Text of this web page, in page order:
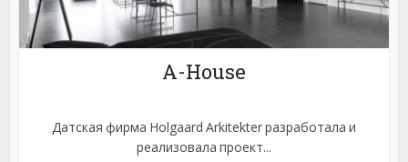
A-House
Датская фирма Holgaard Arkitekter разработала и
реализовала проект...